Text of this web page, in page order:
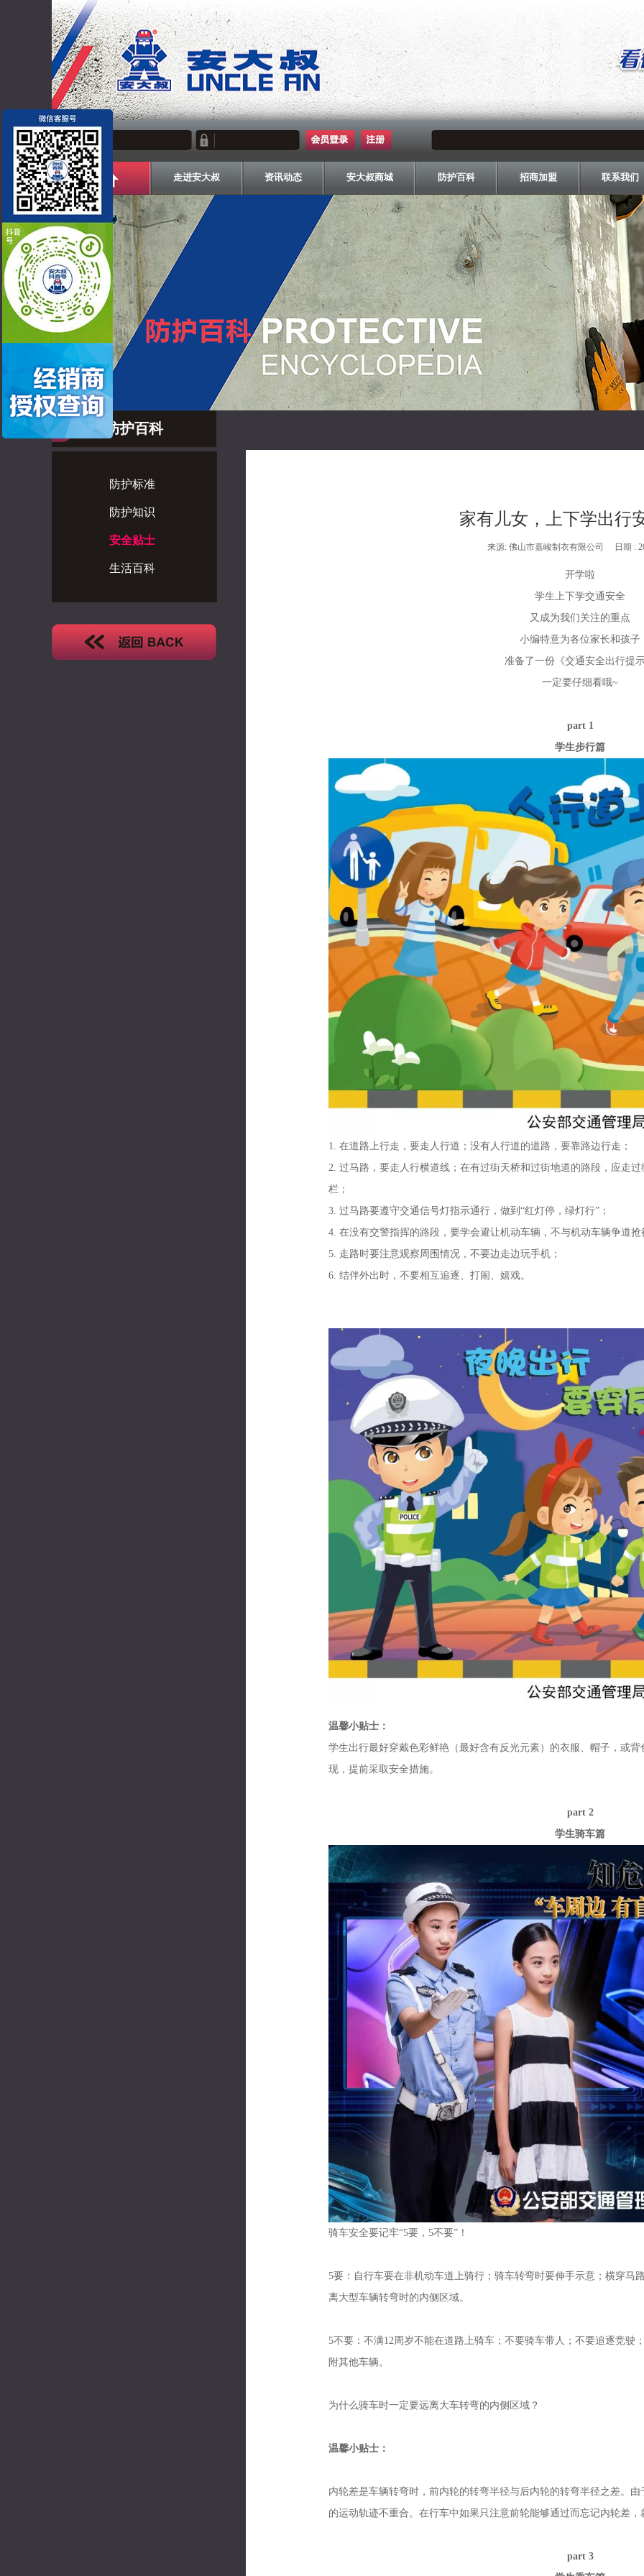
走进安大叔 资讯动态 安大叔商城 防护百科 招商加盟 联系我们
防护百科
防护标准
防护知识
安全贴士
生活百科
家有儿女，上下学出行
来源: 佛山市嘉峻制衣有限公司 日期 :
开学啦
学生上下学交通安全
又成为我们关注的重点
小编特意为各位家长和孩子
准备了一份《交通安全出行提
一定要仔细看哦~
part 1
学生步行篇
1. 在道路上行走，要走人行道；没有人行道的道路，要靠路边行走；
2. 过马路，要走人行横道线；在有过街天桥和过街地道的路段，应走
栏；
3. 过马路要遵守交通信号灯指示通行，做到“红灯停，绿灯行”；
4. 在没有交警指挥的路段，要学会避让机动车辆，不与机动车辆争道抢
5. 走路时要注意观察周围情况，不要边走边玩手机；
6. 结伴外出时，不要相互追逐、打闹、嬉戏。
温馨小贴士：
学生出行最好穿戴色彩鲜艳（最好含有反光元素）的衣服、帽子，或
现，提前采取安全措施。
part 2
学生骑车篇
骑车安全要记牢“5要，5不要”！
5要：自行车要在非机动车道上骑行；骑车转弯时要伸手示意；横穿马
离大型车辆转弯时的内侧区域。
5不要：不满12周岁不能在道路上骑车；不要骑车带人；不要追逐竞驶
附其他车辆。
为什么骑车时一定要远离大车转弯的内侧区域？
温馨小贴士：
内轮差是车辆转弯时，前内轮的转弯半径与后内轮的转弯半径之差。
的运动轨迹不重合。在行车中如果只注意前轮能够通过而忘记内轮差
part 3